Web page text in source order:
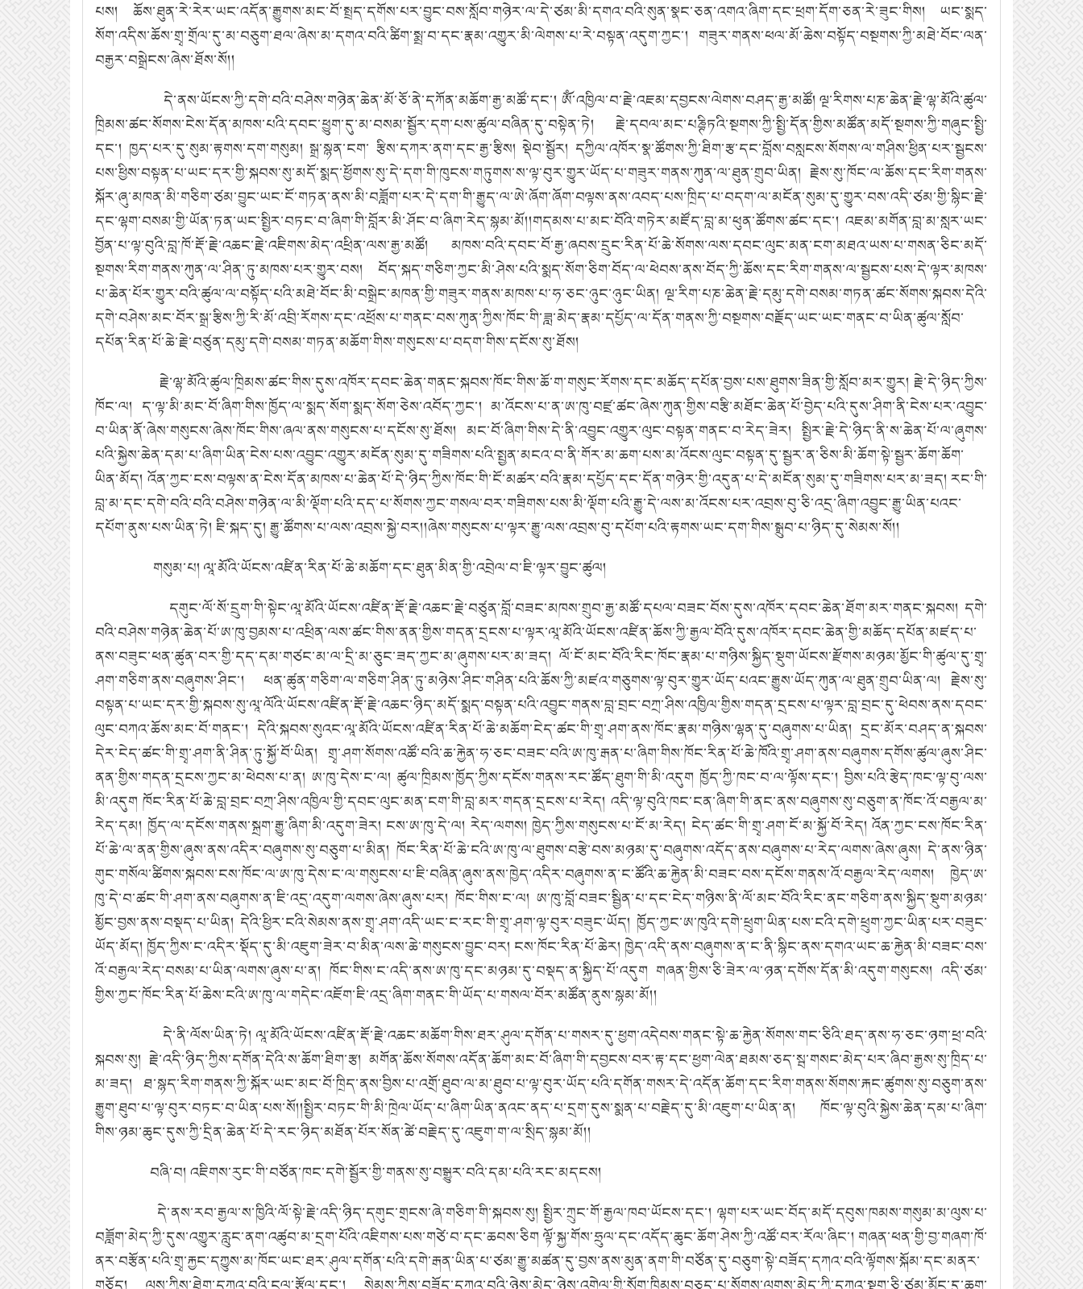
པས།
ཆོས་ཐུན་རེ་རེར་ཡང་འདོན་རྒྱུགས་མང་བོ་སྤྲད་དགོས་པར་བྱུང་བས་སློབ་གཉེར་ལ་དེ་ཙམ་མི་དགའ་བའི་སུན་སྣང་ཅན་འགའ་ཞིག་དང་ཕྲག་དོག་ཅན་རེ་ཟུང་གིས།
ཡང་སྨད་
སོག་འདིས་ཆོས་གྲྭ་གྲོལ་དུ་མ་བཅུག་ཐལ་ཞེས་མ་དགའ་བའི་ཚིག་སྨྲ་བ་དང་རྣམ་འགྱུར་མི་ལེགས་པ་རེ་བསྟན་འདུག་ཀྱང་། གཟུར་གནས་ཕལ་མོ་ཆེས་བསྟོད་བསྔགས་ཀྱི་མཐེ་བོང་ལན་
བརྒྱར་བསྒྲེངས་ཞེས་ཐོས་སོ།།
དེ་ནས་ཡོངས་ཀྱི་དགེ་བའི་བཤེས་གཉེན་ཆེན་མོ་ཅོ་ནེ་དཀོན་མཆོག་རྒྱ་མཚོ་དང་། ཨོཾ་འཁྱིལ་བ་རྗེ་འཇམ་དབྱངས་ལེགས་བཤད་རྒྱ་མཚོ། ལྔ་རིགས་པཎ་ཆེན་རྗེ་ལྷ་མོའི་ཚུལ་
ཁྲིམས་ཚང་སོགས་ངེས་དོན་མཁས་པའི་དབང་ཕྱུག་དུ་མ་བསམ་སྦྱོར་དག་པས་ཚུལ་བཞིན་དུ་བསྟེན་ཏེ།
རྗེ་དབལ་མང་པཎྚིཏའི་སྔགས་ཀྱི་སྤྱི་དོན་གྱིས་མཚོན་མདོ་སྔགས་ཀྱི་གཞུང་སྤྱི་
དང་། ཁྱད་པར་དུ་སུམ་རྟགས་དག་གསུམ། སྒྲ་སྙན་ངག་ རྩིས་དཀར་ནག་དང་རྒྱ་རྩིས། སྡེབ་སྦྱོར། དཀྱིལ་འཁོར་སྣ་ཚོགས་ཀྱི་ཐིག་རྩ་དང་བློས་བསླངས་སོགས་ལ་གཤིས་ཕྱིན་པར་སྦྱངས་
པས་ཕྱིས་བསྟན་པ་ཡང་དར་གྱི་སྐབས་སུ་མདོ་སྨད་ཕྱོགས་སུ་དེ་དག་གི་ཁུངས་གཏུགས་ས་ལྟ་བུར་གྱུར་ཡོད་པ་གཟུར་གནས་ཀུན་ལ་ཐུན་གྲུབ་ཡིན། རྗེས་སུ་ཁོང་ལ་ཆོས་དང་རིག་གནས་
སྐོར་ཞུ་མཁན་མི་གཅིག་ཙམ་བྱུང་ཡང་ངོ་གཏན་ནས་མི་བཟློག་པར་དེ་དག་གི་རྒྱུད་ལ་ཨེ་ཞོག་ཞོག་བལྟས་ནས་འབད་པས་ཁྲིད་པ་བདག་ལ་མངོན་སུམ་དུ་གྱུར་བས་འདི་ཙམ་གྱི་སྙིང་རྗེ་
དང་ལྷག་བསམ་གྱི་ཡོན་ཏན་ཡང་སྤྱིར་བཏང་བ་ཞིག་གི་བློར་མི་ཤོང་བ་ཞིག་རེད་སྙམ་མོ།།གདམས་པ་མང་བོའི་གཏེར་མཛོད་བླ་མ་ཕུན་ཚོགས་ཚང་དང་། འཇམ་མགོན་བླ་མ་སླར་ཡང་
བྱོན་པ་ལྟ་བུའི་བླ་ཁོ་རྡོ་རྗེ་འཆང་རྗེ་འཇིགས་མེད་འཕྲིན་ལས་རྒྱ་མཚོ།
མཁས་བའི་དབང་བོ་རྒྱ་ཞབས་དྲུང་རིན་པོ་ཆེ་སོགས་ལས་དབང་ལུང་མན་ངག་མཐའ་ཡས་པ་གསན་ཅིང་མདོ་
སྔགས་རིག་གནས་ཀུན་ལ་ཤིན་ཏུ་མཁས་པར་གྱུར་བས།
བོད་སྐད་གཅིག་ཀྱང་མི་ཤེས་པའི་སྨད་སོག་ཅིག་བོད་ལ་ཕེབས་ནས་བོད་ཀྱི་ཆོས་དང་རིག་གནས་ལ་སྦྱངས་པས་དེ་ལྟར་མཁས་
པ་ཆེན་པོར་གྱུར་བའི་ཚུལ་ལ་བསྟོད་པའི་མཐེ་བོང་མི་བསྒྲེང་མཁན་གྱི་གཟུར་གནས་མཁས་པ་ཧ་ཅང་ཉུང་ཉུང་ཡིན། ལྔ་རིག་པཎ་ཆེན་རྗེ་དམུ་དགེ་བསམ་གཏན་ཚང་སོགས་སྐབས་དེའི་
དགེ་བཤེས་མང་བོར་སྒྲ་རྩིས་ཀྱི་རི་མོ་འབྲི་རོགས་དང་འཕྲོས་པ་གནང་བས་ཀུན་ཀྱིས་ཁོང་གི་ཟླ་མེད་རྣམ་དཔྱོད་ལ་དོན་གནས་ཀྱི་བསྔགས་བརྗོད་ཡང་ཡང་གནང་བ་ཡིན་ཚུལ་སློབ་
དཔོན་རིན་པོ་ཆེ་རྗེ་བཙུན་དམུ་དགེ་བསམ་གཏན་མཆོག་གིས་གསུངས་པ་བདག་གིས་དངོས་སུ་ཐོས།
རྗེ་ལྷ་མོའི་ཚུལ་ཁྲིམས་ཚང་གིས་དུས་འཁོར་དབང་ཆེན་གནང་སྐབས་ཁོང་གིས་ཆོ་ག་གསུང་རོགས་དང་མཆོད་དཔོན་བྱས་པས་ཐུགས་ཟིན་གྱི་སློབ་མར་གྱུར། རྗེ་དེ་ཉིད་ཀྱིས་
ཁོང་ལ། ད་ལྟ་མི་མང་བོ་ཞིག་གིས་ཁྱོད་ལ་སྨད་སོག་སྨད་སོག་ཅེས་འབོད་ཀྱང་། མ་འོངས་པ་ན་ཨ་ཁུ་བཛྲ་ཚང་ཞེས་ཀུན་གྱིས་བརྩི་མཐོང་ཆེན་པོ་བྱེད་པའི་དུས་ཤིག་ནི་ངེས་པར་འབྱུང་
བ་ཡིན་ནོ་ཞེས་གསུངས་ཞེས་ཁོང་གིས་ཞལ་ནས་གསུངས་པ་དངོས་སུ་ཐོས། མང་བོ་ཞིག་གིས་དེ་ནི་འབྱུང་འགྱུར་ལུང་བསྟན་གནང་བ་རེད་ཟེར། སྤྱིར་རྗེ་དེ་ཉིད་ནི་ས་ཆེན་པོ་ལ་ཞུགས་
པའི་སྐྱེས་ཆེན་དམ་པ་ཞིག་ཡིན་ངེས་པས་འབྱུང་འགྱུར་མངོན་སུམ་དུ་གཟིགས་པའི་སྤྱན་མངའ་བ་ནི་གོར་མ་ཆག་པས་མ་འོངས་ལུང་བསྟན་དུ་སྦྱར་ན་ཅིས་མི་ཆོག་སྟེ་སྦྱར་ཆོག་ཆོག་
ཡིན་མོད། འོན་ཀྱང་ངས་བལྟས་ན་ངེས་དོན་མཁས་པ་ཆེན་པོ་དེ་ཉིད་ཀྱིས་ཁོང་གི་ངོ་མཚར་བའི་རྣམ་དཔྱོད་དང་དོན་གཉེར་གྱི་འདུན་པ་དེ་མངོན་སུམ་དུ་གཟིགས་པར་མ་ཟད། རང་གི་
བླ་མ་དང་དགེ་བའི་བའི་བཤེས་གཉེན་ལ་མི་ལྡོག་པའི་དད་པ་སོགས་ཀྱང་གསལ་བར་གཟིགས་པས་མི་ལྡོག་པའི་རྒྱུ་དེ་ལས་མ་འོངས་པར་འབྲས་བུ་ཅི་འདྲ་ཞིག་འབྱུང་རྒྱུ་ཡིན་པའང་
དཔོག་ནུས་པས་ཡིན་ཏེ། ཇི་སྐད་དུ། རྒྱུ་ཚོགས་པ་ལས་འབྲས་སྐྱེ་བར།།ཞེས་གསུངས་པ་ལྟར་རྒྱུ་ལས་འབྲས་བུ་དཔོག་པའི་རྟགས་ཡང་དག་གིས་སྒྲུབ་པ་ཉིད་དུ་སེམས་སོ།།
གསུམ་པ། ལཱ་མོའི་ཡོངས་འཛིན་རིན་པོ་ཆེ་མཆོག་དང་ཐུན་མིན་གྱི་འབྲེལ་བ་ཇི་ལྟར་བྱུང་ཚུལ།
དགུང་ལོ་སོ་དྲུག་གི་སྟེང་ལཱ་མོའི་ཡོངས་འཛིན་རྡོ་རྗེ་འཆང་རྗེ་བཙུན་བློ་བཟང་མཁས་གྲུབ་རྒྱ་མཚོ་དཔལ་བཟང་བོས་དུས་འཁོར་དབང་ཆེན་ཐོག་མར་གནང་སྐབས། དགེ་
བའི་བཤེས་གཉེན་ཆེན་པོ་ཨ་ཁུ་བྱམས་པ་འཕྲིན་ལས་ཚང་གིས་ནན་གྱིས་གདན་དྲངས་པ་ལྟར་ལཱ་མོའི་ཡོངས་འཛིན་ཆོས་ཀྱི་རྒྱལ་བོའི་དུས་འཁོར་དབང་ཆེན་གྱི་མཆོད་དཔོན་མཛད་པ་
ནས་བཟུང་ཕན་ཚུན་བར་གྱི་དད་དམ་གཙང་མ་ལ་དྲི་མ་ཅུང་ཟད་ཀྱང་མ་ཞུགས་པར་མ་ཟད། ལོ་ངོ་མང་བོའི་རིང་ཁོང་རྣམ་པ་གཉིས་སྐྱིད་སྡུག་ཡོངས་རྫོགས་མཉམ་མྱོང་གི་ཚུལ་དུ་གྲྭ་
ཤག་གཅིག་ནས་བཞུགས་ཤིང་།
ཕན་ཚུན་གཅིག་ལ་གཅིག་ཤིན་ཏུ་མཉེས་ཤིང་གཤིན་པའི་ཆོས་ཀྱི་མཛའ་གཅུགས་ལྟ་བུར་གྱུར་ཡོད་པའང་རྒྱུས་ཡོད་ཀུན་ལ་ཐུན་གྲུབ་ཡིན་ལ། རྗེས་སུ་
བསྟན་པ་ཡང་དར་གྱི་སྐབས་སུ་ལཱ་ལོའི་ཡོངས་འཛིན་རྡོ་རྗེ་འཆང་ཉིད་མདོ་སྨད་བསྟན་པའི་འབྱུང་གནས་བླ་བྲང་བཀྲ་ཤིས་འཁྱིལ་གྱིས་གདན་དྲངས་པ་ལྟར་བླ་བྲང་དུ་ཕེབས་ནས་དབང་
ལུང་བཀའ་ཆོས་མང་བོ་གནང་། དེའི་སྐབས་སུའང་ལཱ་མོའི་ཡོངས་འཛིན་རིན་པོ་ཆེ་མཆོག་ངེད་ཚང་གི་གྲྭ་ཤག་ནས་ཁོང་རྣམ་གཉིས་ལྷན་དུ་བཞུགས་པ་ཡིན། དྲང་མོར་བཤད་ན་སྐབས་
དེར་ངེད་ཚང་གི་གྲྭ་ཤག་ནི་ཤིན་ཏུ་སྐྱོ་བོ་ཡིན། གྲྭ་ཤག་སོགས་འཚོ་བའི་ཆ་རྐྱེན་ཧ་ཅང་བཟང་བའི་ཨ་ཁུ་རྒན་པ་ཞིག་གིས་ཁོང་རིན་པོ་ཆེ་ཁོའི་གྲྭ་ཤག་ནས་བཞུགས་དགོས་ཚུལ་ཞུས་ཤིང་
ནན་གྱིས་གདན་དྲངས་ཀྱང་མ་ཕེབས་པ་ན། ཨ་ཁུ་དེས་ང་ལ། ཚུལ་ཁྲིམས་ཁྱོད་ཀྱིས་དངོས་གནས་རང་ཚོད་ཐུག་གི་མི་འདུག ཁྱོད་ཀྱི་ཁང་བ་ལ་ལྟོས་དང་། བྱིས་པའི་རྩེད་ཁང་ལྟ་བུ་ལས་
མི་འདུག ཁོང་རིན་པོ་ཆེ་བླ་བྲང་བཀྲ་ཤིས་འཁྱིལ་གྱི་དབང་ལུང་མན་ངག་གི་བླ་མར་གདན་དྲངས་པ་རེད། འདི་ལྟ་བུའི་ཁང་ངན་ཞིག་གི་ནང་ནས་བཞུགས་སུ་བཅུག་ན་ཁོང་འོ་བརྒྱལ་མ་
རེད་དམ། ཁྱོད་ལ་དངོས་གནས་སྐྲག་རྒྱུ་ཞིག་མི་འདུག་ཟེར། ངས་ཨ་ཁུ་དེ་ལ། རེད་ལགས། ཁྱེད་ཀྱིས་གསུངས་པ་ངོ་མ་རེད། ངེད་ཚང་གི་གྲྭ་ཤག་ངོ་མ་སྐྱོ་བོ་རེད། འོན་ཀྱང་ངས་ཁོང་རིན་
པོ་ཆེ་ལ་ནན་གྱིས་ཞུས་ནས་འདིར་བཞུགས་སུ་བཅུག་པ་མིན། ཁོང་རིན་པོ་ཆེ་ངའི་ཨ་ཁུ་ལ་ཐུགས་བརྩེ་བས་མཉམ་དུ་བཞུགས་འདོད་ནས་བཞུགས་པ་རེད་ལགས་ཞེས་ཞུས། དེ་ནས་ཉིན་
གུང་གསོལ་ཚིགས་སྐབས་ངས་ཁོང་ལ་ཨ་ཁུ་དེས་ང་ལ་གསུངས་པ་ཇི་བཞིན་ཞུས་ནས་ཁྱེད་འདིར་བཞུགས་ན་ང་ཚོའི་ཆ་རྐྱེན་མི་བཟང་བས་དངོས་གནས་འོ་བརྒྱལ་རེད་ལགས།
ཁྱེད་ཨ་
ཁུ་དེ་བ་ཚང་གི་ཤག་ནས་བཞུགས་ན་ཇི་འདྲ་འདུག་ལགས་ཞེས་ཞུས་པར། ཁོང་གིས་ང་ལ། ཨ་ཁུ་བློ་བཟང་སྦྱིན་པ་དང་ངེད་གཉིས་ནི་ལོ་མང་བོའི་རིང་ནང་གཅིག་ནས་སྐྱིད་སྡུག་མཉམ་
མྱོང་བྱས་ནས་བསྡད་པ་ཡིན། དེའི་ཕྱིར་ངའི་སེམས་ནས་གྲྭ་ཤག་འདི་ཡང་ང་རང་གི་གྲྭ་ཤག་ལྟ་བུར་བཟུང་ཡོད། ཁྱོད་ཀྱང་ཨ་ཁུའི་དགེ་ཕྲུག་ཡིན་པས་ངའི་དགེ་ཕྲུག་ཀྱང་ཡིན་པར་བཟུང་
ཡོད་མོད། ཁྱོད་ཀྱིས་ང་འདིར་སྡོད་དུ་མི་འཇུག་ཟེར་བ་མིན་ལས་ཆེ་གསུངས་བྱུང་བར། ངས་ཁོང་རིན་པོ་ཆེར། ཁྱེད་འདི་ནས་བཞུགས་ན་ང་ནི་སྙིང་ནས་དགའ་ཡང་ཆ་རྐྱེན་མི་བཟང་བས་
འོ་བརྒྱལ་རེད་བསམ་པ་ཡིན་ལགས་ཞུས་པ་ན། ཁོང་གིས་ང་འདི་ནས་ཨ་ཁུ་དང་མཉམ་དུ་བསྡད་ན་སྐྱིད་པོ་འདུག གཞན་གྱིས་ཅི་ཟེར་ལ་ཉན་དགོས་དོན་མི་འདུག་གསུངས། འདི་ཙམ་
གྱིས་ཀྱང་ཁོང་རིན་པོ་ཆེས་ངའི་ཨ་ཁུ་ལ་གདེང་འཇོག་ཇི་འདྲ་ཞིག་གནང་གི་ཡོད་པ་གསལ་བོར་མཚོན་ནུས་སྙམ་མོ།།
དེ་ནི་ལོས་ཡིན་ཏེ། ལཱ་མོའི་ཡོངས་འཛིན་རྡོ་རྗེ་འཆང་མཆོག་གིས་ཐར་ཤུལ་དགོན་པ་གསར་དུ་ཕྱག་འདེབས་གནང་སྟེ་ཆ་རྐྱེན་སོགས་གང་ཅིའི་ཐད་ནས་ཧ་ཅང་ཉག་ཕྲ་བའི་
སྐབས་སུ། རྗེ་འདི་ཉིད་ཀྱིས་དགོན་དེའི་ས་ཆོག་ཐིག་རྩ། མགོན་ཆོས་སོགས་འདོན་ཆོག་མང་བོ་ཞིག་གི་དབྱངས་བར་རྟ་དང་ཕྱག་ལེན་ཐམས་ཅད་སྦ་གསང་མེད་པར་ཞིབ་རྒྱས་སུ་ཁྲིད་པ་
མ་ཟད། ཐ་སྙད་རིག་གནས་ཀྱི་སྐོར་ཡང་མང་བོ་ཁྲིད་ནས་བྱིས་པ་འགྲོ་ཐུབ་ལ་མ་ཐུབ་པ་ལྟ་བུར་ཡོད་པའི་དགོན་གསར་དེ་འདོན་ཆོག་དང་རིག་གནས་སོགས་རྐང་ཚུགས་སུ་བཅུག་ནས་
རྒྱུག་ཐུབ་པ་ལྟ་བུར་བཏང་བ་ཡིན་པས་སོ།།སྤྱིར་བཏང་གི་མི་ཁྲེལ་ཡོད་པ་ཞིག་ཡིན་ནའང་ནད་པ་དྲག་དུས་སྨན་པ་བརྗེད་དུ་མི་འཇུག་པ་ཡིན་ན།
ཁོང་ལྟ་བུའི་སྐྱེས་ཆེན་དམ་པ་ཞིག་
གིས་ཉམ་ཆུང་དུས་ཀྱི་དྲིན་ཆེན་པོ་དེ་རང་ཉིད་མཐོན་པོར་སོན་ཚེ་བརྗེད་དུ་འཇུག་ག་ལ་སྲིད་སྙམ་མོ།།
བཞི་བ། འཇིགས་རུང་གི་བཙོན་ཁང་དགེ་སྦྱོར་གྱི་གནས་སུ་བསྒྱུར་བའི་དམ་པའི་རང་མདངས།
དེ་ནས་རབ་རྒྱལ་ས་ཁྱིའི་ལོ་སྟེ་རྗེ་འདི་ཉིད་དགུང་གྲངས་ཞེ་གཅིག་གི་སྐབས་སུ། སྤྱིར་ཀྲུང་གོ་རྒྱལ་ཁབ་ཡོངས་དང་། ལྷག་པར་ཡང་བོད་མདོ་དབུས་ཁམས་གསུམ་མ་ལུས་པ་
བཟློག་མེད་ཀྱི་དུས་འགྱུར་རླུང་ནག་འཚུབ་མ་དྲག་པོའི་འཇིགས་པས་གཙེ་བ་དང་ཆབས་ཅིགལྟོ་སྐྱ་གོས་ཧྲུལ་དང་འདོད་ཆུང་ཆོག་ཤེས་ཀྱི་འཚོ་བར་རོལ་ཞིང་། གཞན་ཕན་གྱི་བྱ་གཞག་ཁོ་
ནར་བརྩོན་པའི་གྲྭ་རྐྱང་དཀྱུས་མ་ཁོང་ཡང་ཐར་ཤུལ་དགོན་པའི་དགེ་རྒན་ཡིན་པ་ཙམ་རྒྱུ་མཚན་དུ་བྱས་ནས་མུན་ནག་གི་བཙོན་དུ་བཅུག་སྟེ་བཟོད་དཀའ་བའི་ལྟོགས་སྐོམ་དང་མནར་